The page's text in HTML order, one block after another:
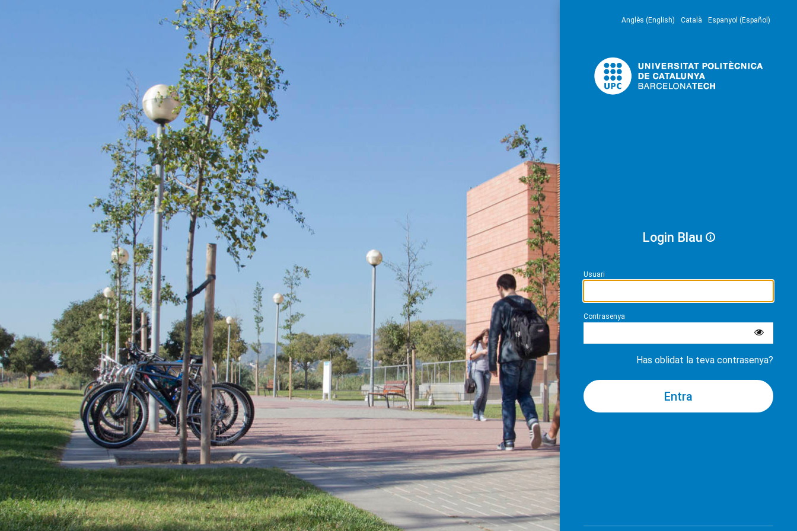
Anglès (English) Català Espanyol (Español)
Login Blau
Usuari
Contrasenya
Has oblidat la teva contrasenya?